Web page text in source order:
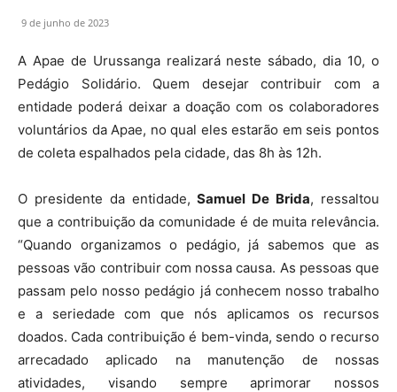
9 de junho de 2023
A Apae de Urussanga realizará neste sábado, dia 10, o
Pedágio Solidário. Quem desejar contribuir com a
entidade poderá deixar a doação com os colaboradores
voluntários da Apae, no qual eles estarão em seis pontos
de coleta espalhados pela cidade, das 8h às 12h.
O presidente da entidade,Samuel De Brida, ressaltou
que a contribuição da comunidade é de muita relevância.
“Quando organizamos o pedágio, já sabemos que as
pessoas vão contribuir com nossa causa. As pessoas que
passam pelo nosso pedágio já conhecem nosso trabalho
e a seriedade com que nós aplicamos os recursos
doados. Cada contribuição é bem-vinda, sendo o recurso
arrecadado aplicado na manutenção de nossas
atividades, visando sempre aprimorar nossos